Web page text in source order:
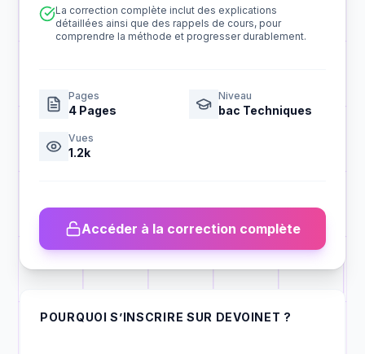
La correction complète inclut des explications
détaillées ainsi que des rappels de cours, pour
comprendre la méthode et progresser durablement.
Pages
4 Pages
Niveau
bac Techniques
Vues
1.2k
Accéder à la correction complète
POURQUOI S’INSCRIRE SUR DEVOINET ?